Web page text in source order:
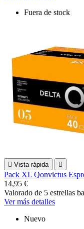
Fuera de stock
 Vista rápida 
Pack XL Qonvictus
14,95 €
Valorado de 5 estrellas
Ver más detalles
Nuevo